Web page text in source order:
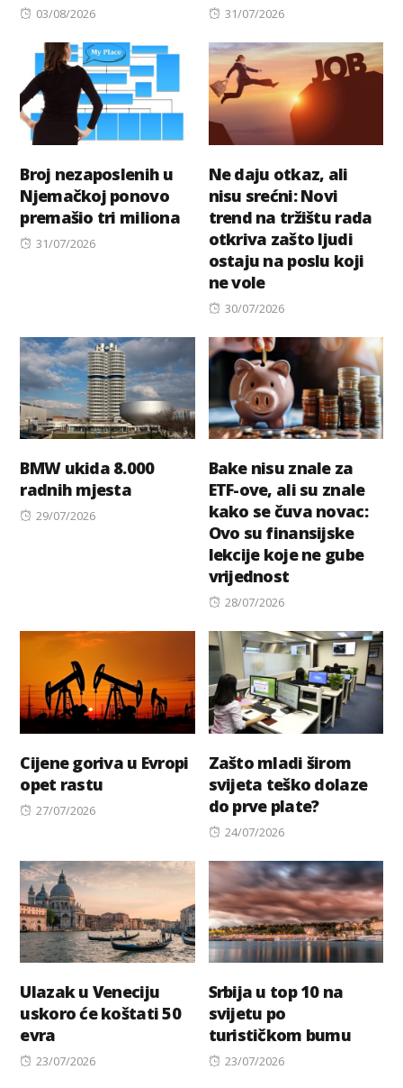
Posted
03/08/2026
Posted
31/07/2026
Broj nezaposlenih u
Njemačkoj ponovo
premašio tri miliona
Posted
31/07/2026
Ne daju otkaz, ali
nisu srećni: Novi
trend na tržištu rada
otkriva zašto ljudi
ostaju na poslu koji
ne vole
Posted
30/07/2026
BMW ukida 8.000
radnih mjesta
Posted
29/07/2026
Bake nisu znale za
ETF-ove, ali su znale
kako se čuva novac:
Ovo su finansijske
lekcije koje ne gube
vrijednost
Posted
28/07/2026
Cijene goriva u Evropi
opet rastu
Posted
27/07/2026
Zašto mladi širom
svijeta teško dolaze
do prve plate?
Posted
24/07/2026
Ulazak u Veneciju
uskoro će koštati 50
evra
Posted
23/07/2026
Srbija u top 10 na
svijetu po
turističkom bumu
Posted
23/07/2026